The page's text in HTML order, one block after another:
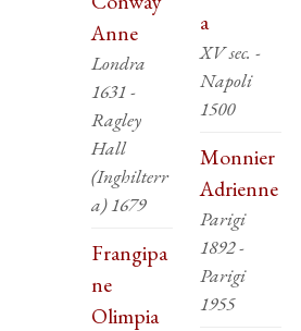
Anne
Londra
1631 -
Ragley
Hall
(Inghilterr
a) 1679
Frangipa
ne
Olimpia
a
XV sec. -
Napoli
1500
Monnier
Adrienne
Parigi
1892 -
Parigi
1955